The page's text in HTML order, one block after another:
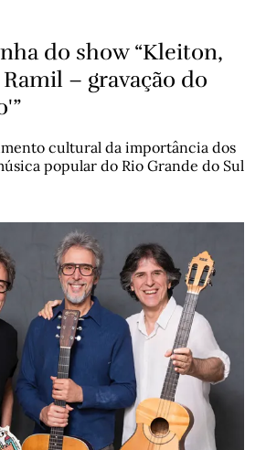
do show “Kleiton,
– gravação do
cultural da importância dos
popular do Rio Grande do Sul